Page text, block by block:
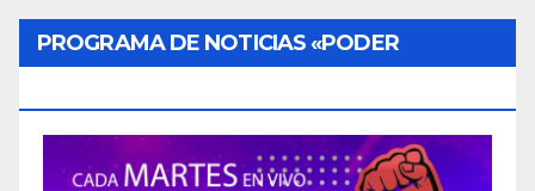
PROGRAMA DE NOTICIAS «PODER